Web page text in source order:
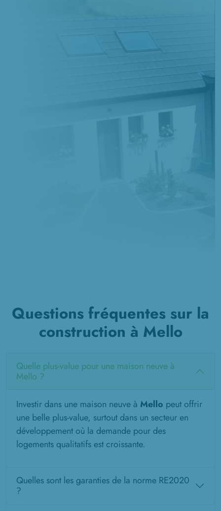
Questions fréquentes sur la
construction à Mello
Quelle plus-value pour une maison neuve à
Mello ?
Investir dans une maison neuve à Mello peut offrir
une belle plus-value, surtout dans un secteur en
développement où la demande pour des
logements qualitatifs est croissante.
Quelles sont les garanties de la norme RE2020
?